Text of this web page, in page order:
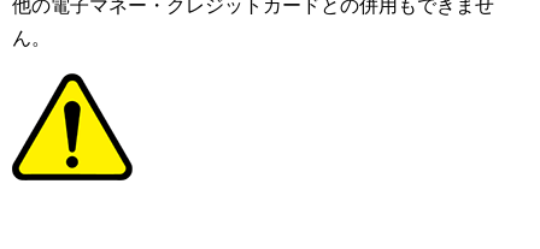
他の電子マネー・クレジットカードとの併用もできませ
ん。